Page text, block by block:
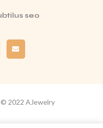
seo
2022 AJewelry